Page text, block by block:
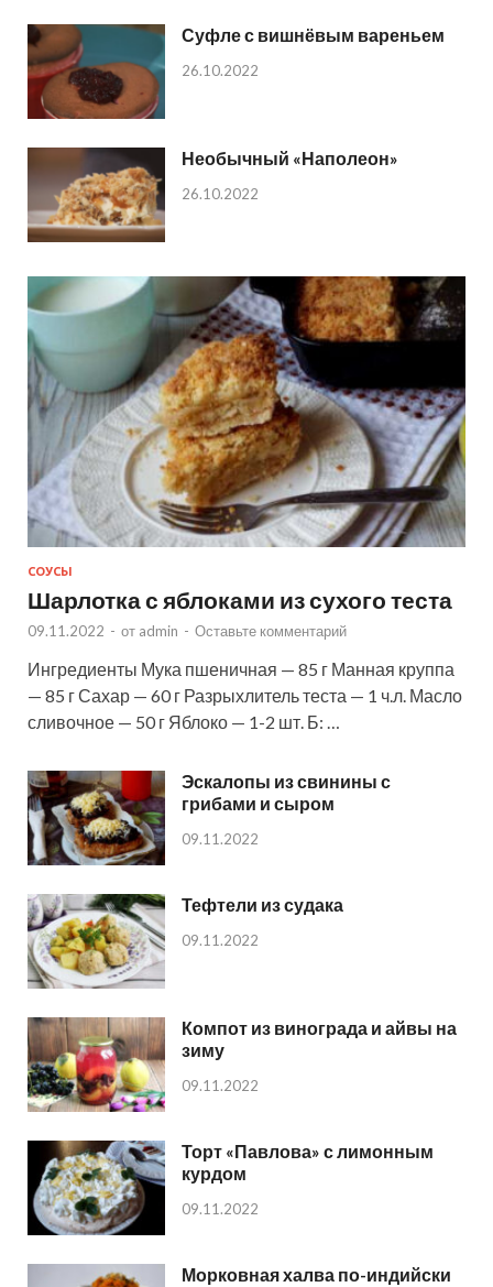
Суфле с вишнёвым вареньем
26.10.2022
Необычный «Наполеон»
26.10.2022
СОУСЫ
Шарлотка с яблоками из сухого теста
09.11.2022 - от admin - Оставьте комментарий
Ингредиенты Мука пшеничная — 85 г Манная круппа
— 85 г Сахар — 60 г Разрыхлитель теста — 1 ч.л. Масло
сливочное — 50 г Яблоко — 1-2 шт. Б: …
Эскалопы из свинины с
грибами и сыром
09.11.2022
Тефтели из судака
09.11.2022
Компот из винограда и айвы на
зиму
09.11.2022
Торт «Павлова» с лимонным
курдом
09.11.2022
Морковная халва по-индийски